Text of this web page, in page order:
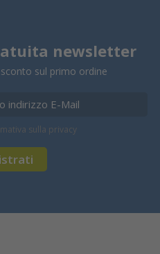
newsletter
sul primo ordine
sulla privacy